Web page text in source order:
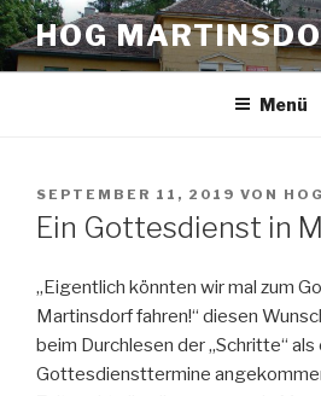
Zum
Inhalt
springen
HOG
Menü
VERÖFFENTLICHT
AM
SEPTEMBER 11, 2019 VON
Ein Gottesdienst in
„Eigentlich könnten wir mal zum
Martinsdorf fahren!“ diesen
beim Durchlesen der „Schritte“
Gottesdiensttermine